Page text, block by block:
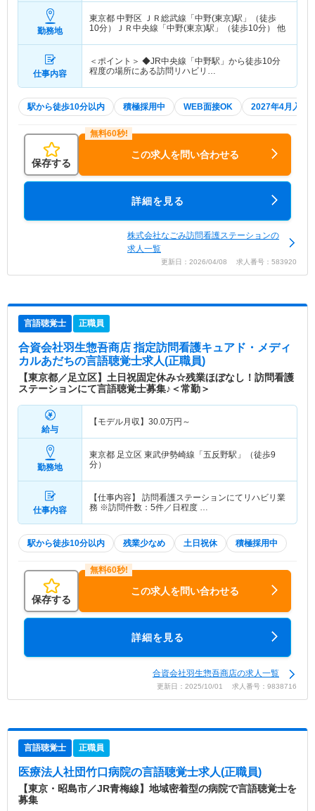
勤務地
東京都 中野区 ＪＲ総武線「中野(東京)駅」（徒歩
10分）ＪＲ中央線「中野(東京)駅」（徒歩10分） 他
仕事内容
＜ポイント＞ ◆JR中央線「中野駅」から徒歩10分
程度の場所にある訪問リハビリ…
駅から徒歩10分以内 積極採用中 WEB面接OK 2027年4月入職
保存する
この求人を問い合わせる
詳細を見る
株式会社なごみ訪問看護ステーションの
求人一覧
更新日：2026/04/08 求人番号：583920
言語聴覚士 正職員
合資会社羽生惣吾商店 指定訪問看護キュアド・メディ
カルあだちの言語聴覚士求人(正職員)
【東京都／足立区】土日祝固定休み☆残業ほぼなし！訪問看護
ステーションにて言語聴覚士募集♪＜常勤＞
給与
【モデル月収】 30.0万円～
勤務地
東京都 足立区 東武伊勢崎線「五反野駅」（徒歩9
分）
仕事内容
【仕事内容】 訪問看護ステーションにてリハビリ業
務 ※訪問件数：5件／日程度 …
駅から徒歩10分以内 残業少なめ 土日祝休 積極採用中
保存する
この求人を問い合わせる
詳細を見る
合資会社羽生惣吾商店の求人一覧
更新日：2025/10/01 求人番号：9838716
言語聴覚士 正職員
医療法人社団竹口病院の言語聴覚士求人(正職員)
【東京・昭島市／JR青梅線】地域密着型の病院で言語聴覚士を
募集